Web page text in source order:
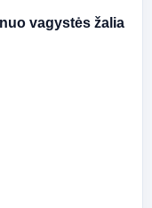
vagystės žalia